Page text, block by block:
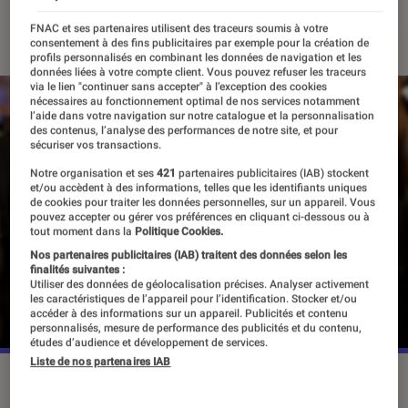
11 mai 2023 Par Apolline Coëffet
FNAC et ses partenaires utilisent des traceurs soumis à votre
consentement à des fins publicitaires par exemple pour la création de
profils personnalisés en combinant les données de navigation et les
données liées à votre compte client. Vous pouvez refuser les traceurs
via le lien "continuer sans accepter" à l’exception des cookies
nécessaires au fonctionnement optimal de nos services notamment
l’aide dans votre navigation sur notre catalogue et la personnalisation
des contenus, l’analyse des performances de notre site, et pour
sécuriser vos transactions.
Notre organisation et ses421 partenaires publicitaires (IAB) stockent
et/ou accèdent à des informations, telles que les identifiants uniques
de cookies pour traiter les données personnelles, sur un appareil. Vous
pouvez accepter ou gérer vos préférences en cliquant ci-dessous ou à
tout moment dans la Politique Cookies.
Nos partenaires publicitaires (IAB) traitent des données selon les
finalités suivantes :
Utiliser des données de géolocalisation précises. Analyser activement
les caractéristiques de l’appareil pour l’identification. Stocker et/ou
accéder à des informations sur un appareil. Publicités et contenu
personnalisés, mesure de performance des publicités et du contenu,
études d’audience et développement de services.
Liste de nos partenaires IAB